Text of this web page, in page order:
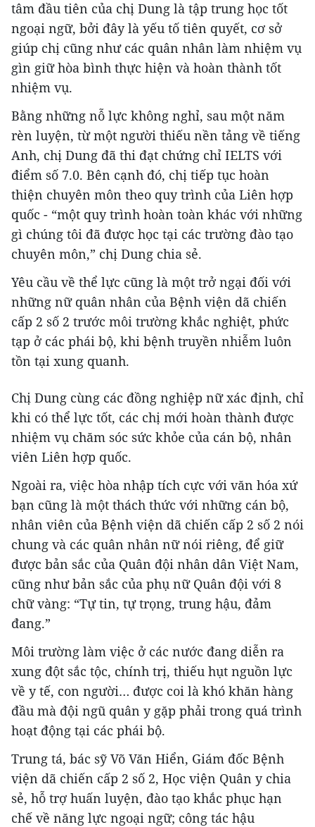
tâm đầu tiên của chị Dung là tập trung học tốt
ngoại ngữ, bởi đây là yếu tố tiên quyết, cơ sở
giúp chị cũng như các quân nhân làm nhiệm vụ
gìn giữ hòa bình thực hiện và hoàn thành tốt
nhiệm vụ.
Bằng những nỗ lực không nghỉ, sau một năm
rèn luyện, từ một người thiếu nền tảng về tiếng
Anh, chị Dung đã thi đạt chứng chỉ IELTS với
điểm số 7.0. Bên cạnh đó, chị tiếp tục hoàn
thiện chuyên môn theo quy trình của Liên hợp
quốc - “một quy trình hoàn toàn khác với những
gì chúng tôi đã được học tại các trường đào tạo
chuyên môn,” chị Dung chia sẻ.
Yêu cầu về thể lực cũng là một trở ngại đối với
những nữ quân nhân của Bệnh viện dã chiến
cấp 2 số 2 trước môi trường khắc nghiệt, phức
tạp ở các phái bộ, khi bệnh truyền nhiễm luôn
tồn tại xung quanh.
Chị Dung cùng các đồng nghiệp nữ xác định, chỉ
khi có thể lực tốt, các chị mới hoàn thành được
nhiệm vụ chăm sóc sức khỏe của cán bộ, nhân
viên Liên hợp quốc.
Ngoài ra, việc hòa nhập tích cực với văn hóa xứ
bạn cũng là một thách thức với những cán bộ,
nhân viên của Bệnh viện dã chiến cấp 2 số 2 nói
chung và các quân nhân nữ nói riêng, để giữ
được bản sắc của Quân đội nhân dân Việt Nam,
cũng như bản sắc của phụ nữ Quân đội với 8
chữ vàng: “Tự tin, tự trọng, trung hậu, đảm
đang.”
Môi trường làm việc ở các nước đang diễn ra
xung đột sắc tộc, chính trị, thiếu hụt nguồn lực
về y tế, con người… được coi là khó khăn hàng
đầu mà đội ngũ quân y gặp phải trong quá trình
hoạt động tại các phái bộ.
Trung tá, bác sỹ Võ Văn Hiển, Giám đốc Bệnh
viện dã chiến cấp 2 số 2, Học viện Quân y chia
sẻ, hỗ trợ huấn luyện, đào tạo khắc phục hạn
chế về năng lực ngoại ngữ; công tác hậu